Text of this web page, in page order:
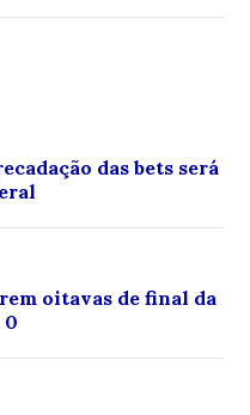
das bets será
oitavas de final da
0